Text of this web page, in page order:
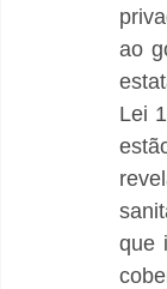
ao
Lei
que